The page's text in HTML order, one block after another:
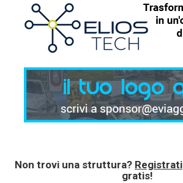
Non trovi una struttura? Registrati
gratis!